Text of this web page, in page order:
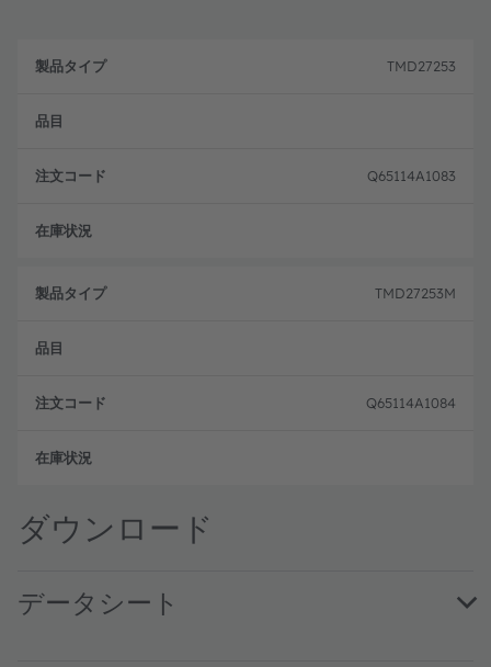
品
プ
品
TMD27253
Q65114A1083
TMD27253M
Q65114A1084
ダウンロード
データシート